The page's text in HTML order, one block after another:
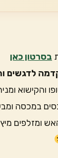
בסרטון כאן
לדגשים
והקישוא
במכסה
ומזלפים מיץ